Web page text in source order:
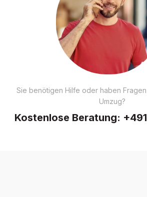
Sie benötigen Hilfe oder haben
Umzug?
Kostenlose Beratung: